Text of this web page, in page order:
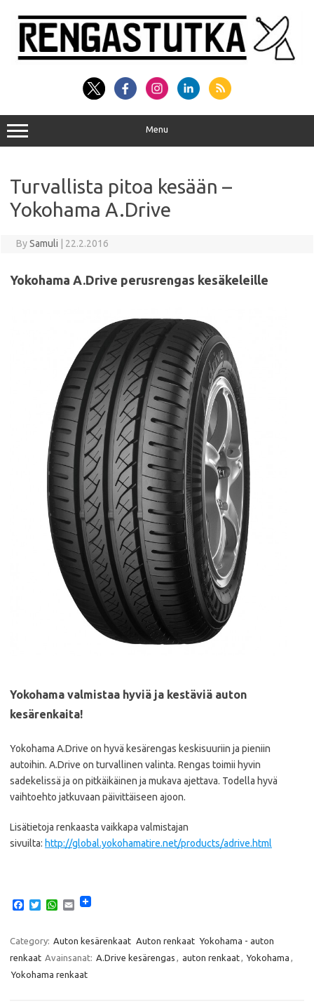
content
Menu
Turvallista pitoa kesään –
Yokohama A.Drive
BySamuli 22.2.2016
Yokohama A.Drive perusrengas kesäkeleille
Yokohama valmistaa hyviä ja kestäviä auton
kesärenkaita!
Yokohama A.Drive on hyvä kesärengas keskisuuriin ja pieniin
autoihin. A.Drive on turvallinen valinta. Rengas toimii hyvin
sadekelissä ja on pitkäikäinen ja mukava ajettava. Todella hyvä
vaihtoehto jatkuvaan päivittäiseen ajoon.
Lisätietoja renkaasta vaikkapa valmistajan
sivuilta: http://global.yokohamatire.net/products/adrive.html
e
b
o
o
T
t
t
e
r
W
t
A
p
E
i
Category: Auton kesärenkaat Auton renkaat Yokohama - auton
renkaat Avainsanat: A.Drive kesärengas auton renkaat Yokohama
Yokohama renkaat